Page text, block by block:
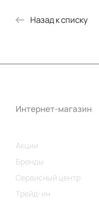
Назад к списку
Интернет-магазин
Акции
Бренды
Сервисный центр
Трейд-ин